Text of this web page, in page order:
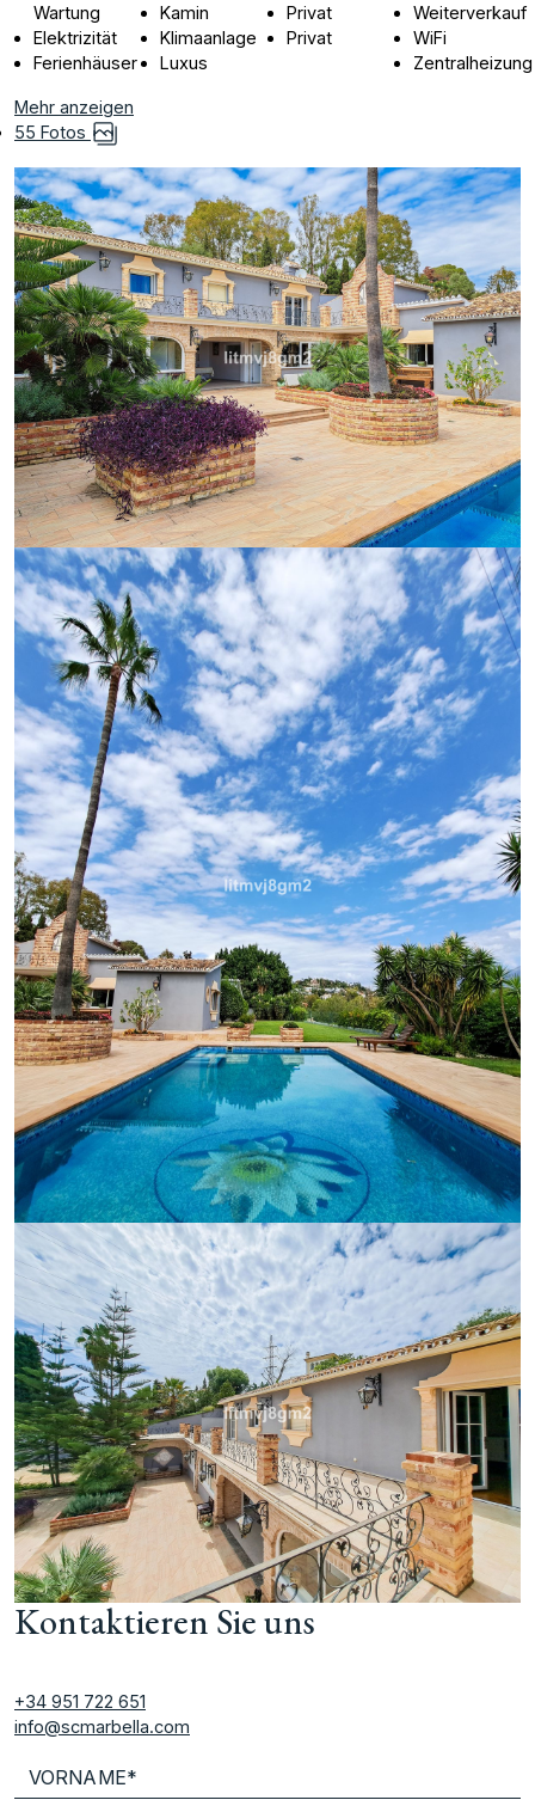
Wartung
Elektrizität
Ferienhäuser
Kamin
Klimaanlage
Luxus
Privat
Privat
Weiterverkauf
WiFi
Zentralheizung
Mehr anzeigen
55 Fotos
Kontaktieren Sie uns
+34 951 722 651
info@scmarbella.com